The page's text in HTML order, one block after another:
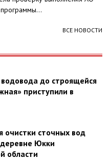
ВСЕ НОВОСТИ
до строящейся
приступили в
очистки сточных вод
Юкки
области